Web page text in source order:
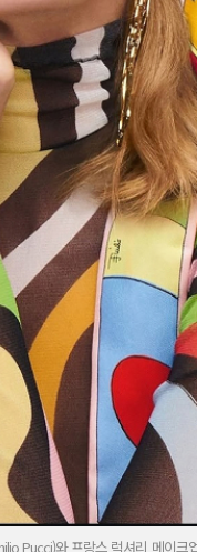
Pucci)와 프랑스 럭셔리 메이크